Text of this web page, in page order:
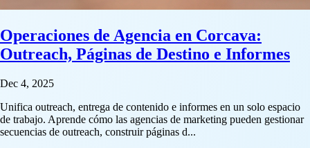
Operaciones de Agencia en Corcava:
Outreach, Páginas de Destino e Informes
Dec 4, 2025
Unifica outreach, entrega de contenido e informes en un solo espacio
de trabajo. Aprende cómo las agencias de marketing pueden gestionar
secuencias de outreach, construir páginas d...